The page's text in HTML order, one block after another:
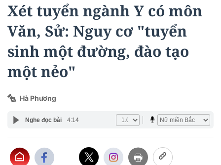
Xét tuyển ngành Y có môn
Văn, Sử: Nguy cơ "tuyển
sinh một đường, đào tạo
một nẻo"
Hà Phương
Nghe đọc bài 4:14